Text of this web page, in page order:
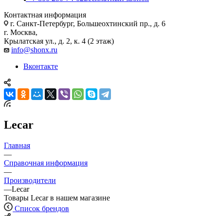
Контактная информация
г. Санкт-Петербург, Большеохтинский пр., д. 6
г. Москва,
Крылатская ул., д. 2, к. 4 (2 этаж)
info@shonx.ru
Вконтакте
Lecar
Главная
—
Справочная информация
—
Производители
—Lecar
Товары Lecar в нашем магазине
Список брендов